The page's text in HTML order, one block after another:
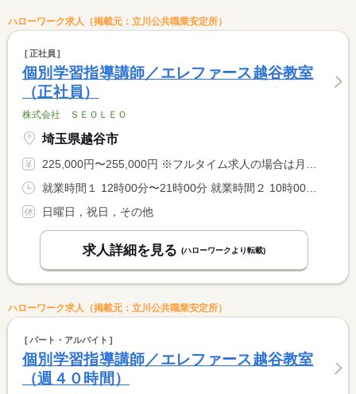
ハローワーク求人（掲載元：立川公共職業安定所）
正社員
個別学習指導講師／エレファース越谷教室
（正社員）
株式会社 ＳＥＯＬＥＯ
埼玉県越谷市
225,000円〜255,000円 ※フルタイム求人の場合は月額（換算額）、パート求人の場合は時間額を表示しています。
日曜日，祝日，その他
求人詳細を見る (ハローワークより転載)
ハローワーク求人（掲載元：立川公共職業安定所）
パート・アルバイト
個別学習指導講師／エレファース越谷教室
（週４０時間）